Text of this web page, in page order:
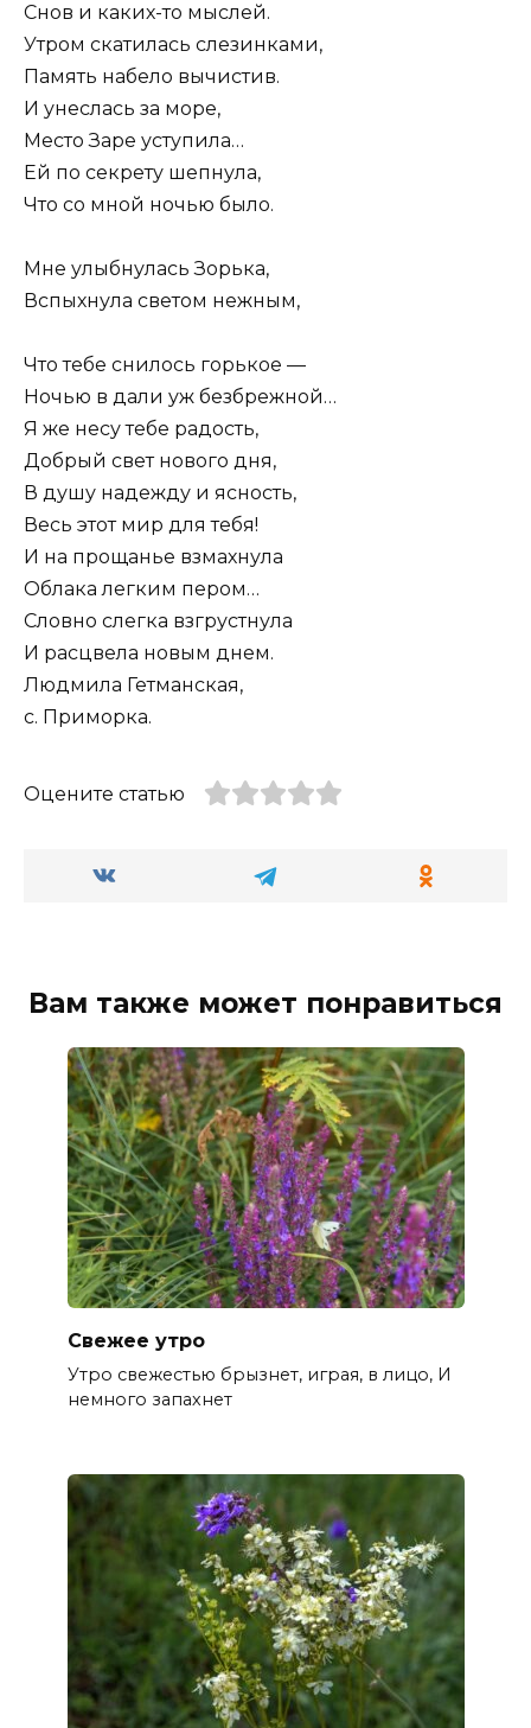
Снов и каких-то мыслей.
Утром скатилась слезинками,
Память набело вычистив.
И унеслась за море,
Место Заре уступила…
Ей по секрету шепнула,
Что со мной ночью было.
Мне улыбнулась Зорька,
Вспыхнула светом нежным,
Что тебе снилось горькое —
Ночью в дали уж безбрежной…
Я же несу тебе радость,
Добрый свет нового дня,
В душу надежду и ясность,
Весь этот мир для тебя!
И на прощанье взмахнула
Облака легким пером…
Словно слегка взгрустнула
И расцвела новым днем.
Людмила Гетманская,
с. Приморка.
Оцените статью
Вам также может понравиться
Свежее утро
Утро свежестью брызнет, играя, в лицо, И
немного запахнет